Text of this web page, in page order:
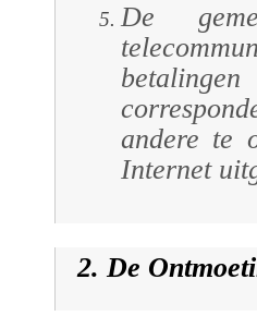
De
andere te
Internet
2. De